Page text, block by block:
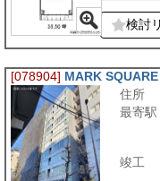
検討
[078904] MARK
住所
最寄駅
竣工